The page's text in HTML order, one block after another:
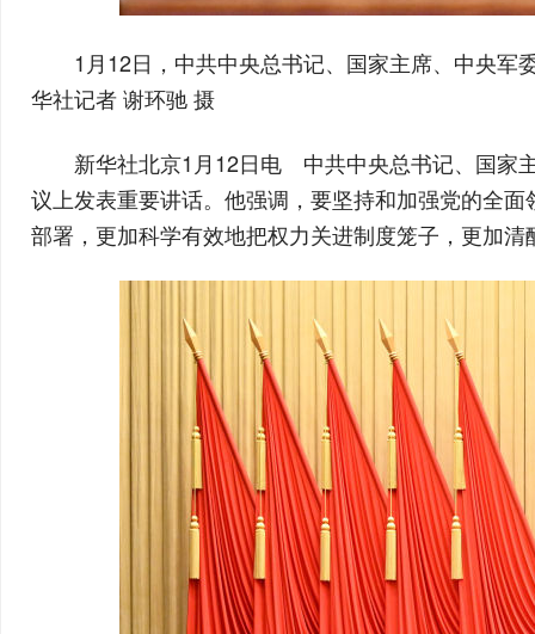
1月12日，中共中央总书记、国家主席、中央
华社记者 谢环驰 摄
新华社北京1月12日电 中共中央总书记、国家
议上发表重要讲话。他强调，要坚持和加强党的全
部署，更加科学有效地把权力关进制度笼子，更加